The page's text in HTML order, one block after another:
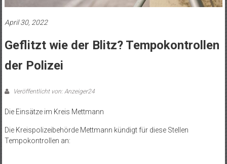
April 30, 2022
Geflitzt wie der Blitz? Tempokontrollen
der Polizei
Veröffentlicht von: Anzeiger24
Die Einsätze im Kreis Mettmann
Die Kreispolizeibehörde Mettmann kündigt für diese Stellen
Tempokontrollen an: